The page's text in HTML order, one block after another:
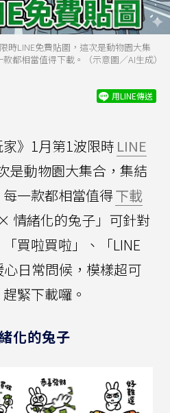
時LINE免費貼圖，這次是動物園大集
都相當值得下載。（示意圖／AI生成）
用LINE傳送
》1月第1波限時 LINE
是動物園大集合，集結
一款都相當值得下載
情緒化的兔子」可針對
買啦買啦」、「LINE
日常問候，模樣超可
緊下載囉。
化的兔子